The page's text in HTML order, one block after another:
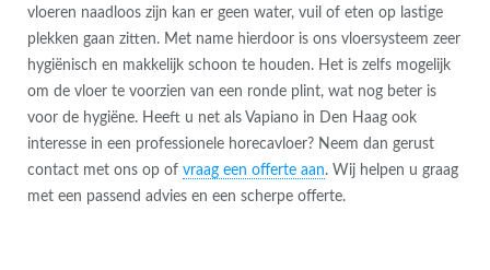
vloeren naadloos zijn kan er geen water, vuil of eten op lastige
plekken gaan zitten. Met name hierdoor is ons vloersysteem zeer
hygiënisch en makkelijk schoon te houden. Het is zelfs mogelijk
om de vloer te voorzien van een ronde plint, wat nog beter is
voor de hygiëne. Heeft u net als Vapiano in Den Haag ook
interesse in een professionele horecavloer? Neem dan gerust
contact met ons op of vraag een offerte aan. Wij helpen u graag
met een passend advies en een scherpe offerte.